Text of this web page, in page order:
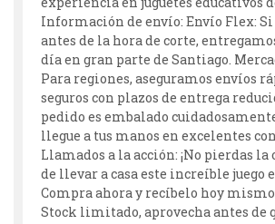
Información de envío: Envío Flex:
antes de la hora de corte,
día en gran parte de Santiago.
Para regiones, aseguramos envíos
seguros con plazos de entrega
pedido es embalado
llegue a tus manos en excelentes
Llamados a la acción: ¡No pierdas
de llevar a casa este increíble juego
Compra ahora y recíbelo hoy mismo
Stock limitado, aprovecha antes de